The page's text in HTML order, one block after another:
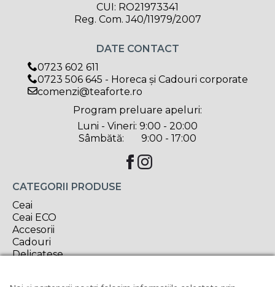
CUI: RO21973341
Reg. Com. J40/11979/2007
CATEGORII PRODUSE
Ceai
Ceai ECO
Accesorii
Cadouri
Delicatese
DATE CONTACT
0723 602 611
0723 506 645 - Horeca și Cadouri corporate
comenzi@teaforte.ro
Program preluare apeluri:
Luni - Vineri: 9:00 - 20:00
Sâmbătă: 9:00 - 17:00